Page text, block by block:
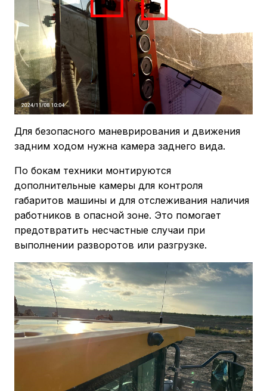
Для безопасного маневрирования и движения
задним ходом нужна камера заднего вида.
По бокам техники монтируются
дополнительные камеры для контроля
габаритов машины и для отслеживания наличия
работников в опасной зоне. Это помогает
предотвратить несчастные случаи при
выполнении разворотов или разгрузке.